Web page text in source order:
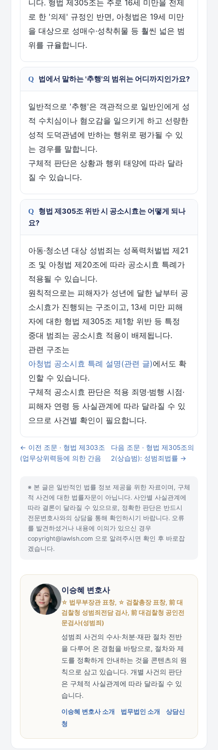
니다. 형법 제305조는 주로 16세 미만을 전제
로 한 '의제' 규정인 반면, 아청법은 19세 미만
을 대상으로 성매수·성착취물 등 훨씬 넓은 범
위를 규율합니다.
법에서 말하는 '추행'의 범위는 어디까지인가요?
일반적으로 '추행'은 객관적으로 일반인에게 성
적 수치심이나 혐오감을 일으키게 하고 선량한
성적 도덕관념에 반하는 행위로 평가될 수 있
는 경우를 말합니다.
구체적 판단은 상황과 행위 태양에 따라 달라
질 수 있습니다.
형법 제305조 위반 시 공소시효는 어떻게 되나
요?
아동·청소년 대상 성범죄는 성폭력처벌법 제21
조 및 아청법 제20조에 따라 공소시효 특례가
적용될 수 있습니다.
원칙적으로는 피해자가 성년에 달한 날부터 공
소시효가 진행되는 구조이고, 13세 미만 피해
자에 대한 형법 제305조 제1항 위반 등 특정
중대 범죄는 공소시효 적용이 배제됩니다.
관련 구조는
아청법 공소시효 특례 설명(관련 글)에서도 확
인할 수 있습니다.
구체적 공소시효 판단은 적용 죄명·범행 시점·
피해자 연령 등 사실관계에 따라 달라질 수 있
으므로 사건별 확인이 필요합니다.
← 이전 조문 · 형법 제303조
(업무상위력등에 의한 간음
다음 조문 · 형법 제305조의
2(상습범): 성범죄법률 →
※ 본 글은 일반적인 법률 정보 제공을 위한 자료이며, 구체
적 사건에 대한 법률자문이 아닙니다. 사안별 사실관계에
따라 결론이 달라질 수 있으므로, 정확한 판단은 반드시
전문변호사와의 상담을 통해 확인하시기 바랍니다. 오류
를 발견하셨거나 내용에 이의가 있으신 경우
copyright@lawlsh.com 으로 알려주시면 확인 후 바로잡
겠습니다.
이승혜 변호사
☆ 법무부장관 표창, ☆ 검찰총장 표창, 前 대
검찰청 성범죄전담 검사, 前 대검찰청 공인전
문검사(성범죄)
성범죄 사건의 수사·처분·재판 절차 전반
을 다루어 온 경험을 바탕으로, 절차와 제
도를 정확하게 안내하는 것을 콘텐츠의 원
칙으로 삼고 있습니다. 개별 사건의 판단
은 구체적 사실관계에 따라 달라질 수 있
습니다.
이승혜 변호사 소개 법무법인 소개
상담신
청